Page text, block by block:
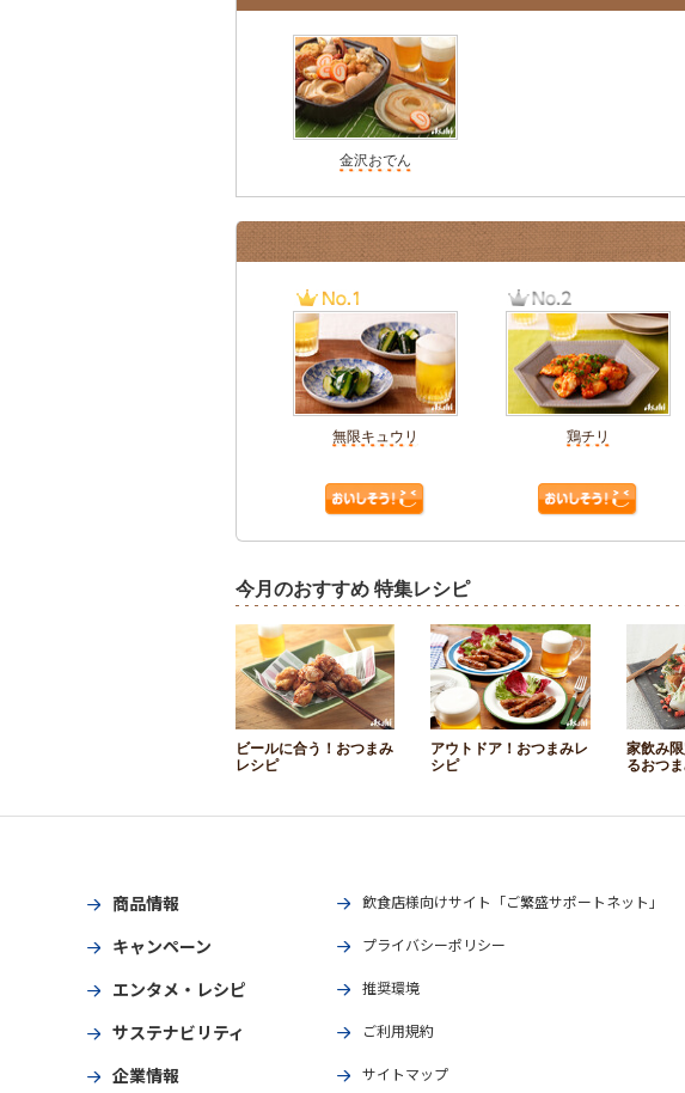
金沢おでん
無限キュウリ 鶏チリ
今月のおすすめ 特集レシピ
ビールに合う！おつまみ
レシピ
アウトドア！おつまみレ
シピ
家飲み
るおつ
商品情報
キャンペーン
エンタメ・レシピ
サステナビリティ
企業情報
飲食店様向けサイト「ご繁盛サポートネット」
プライバシーポリシー
推奨環境
ご利用規約
サイトマップ